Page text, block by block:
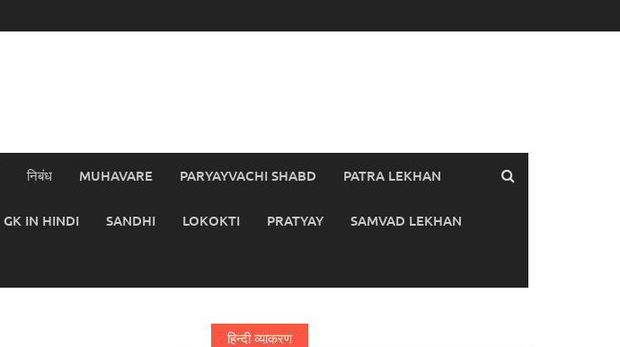
निबंध MUHAVARE PARYAYVACHI SHABD PATRA LEKHAN
GK IN HINDI SANDHI LOKOKTI PRATYAY SAMVAD LEKHAN
हिन्दी व्याकरण